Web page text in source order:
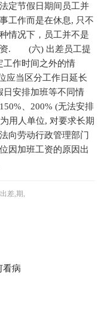
定节假日期间员工并
工作而是在休息, 只不
情况下，员工并不是
资. (六) 出差员工提
工作时间之外的情
当区分工作日延长
日安排加班等不同情
、200% (无法安排
人单位, 对要求长期
向劳动行政管理部门
因加班工资的原因出
差,期,
看病